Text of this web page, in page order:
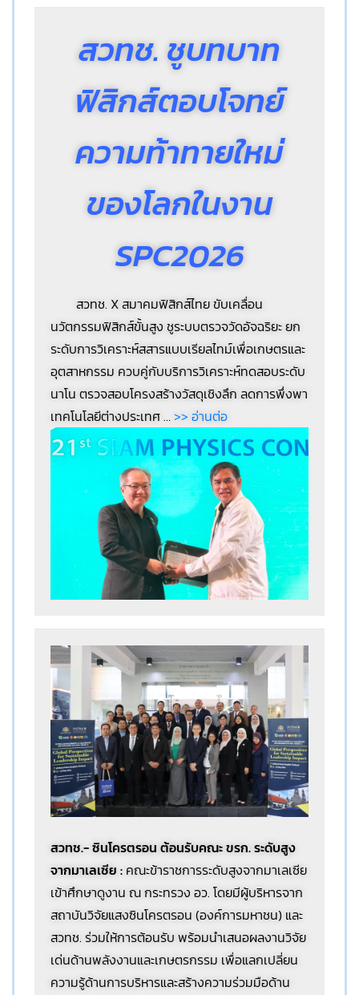
สวทช. ชูบทบาท
ฟิสิกส์ตอบโจทย์
ความท้าทายใหม่
ของโลกในงาน
SPC2026
สวทช. X สมาคมฟิสิกส์ไทย ขับเคลื่อน
นวัตกรรมฟิสิกส์ขั้นสูง ชูระบบตรวจวัดอัจฉริยะ ยก
ระดับการวิเคราะห์สสารแบบเรียลไทม์เพื่อเกษตรและ
อุตสาหกรรม ควบคู่กับบริการวิเคราะห์ทดสอบระดับ
นาโน ตรวจสอบโครงสร้างวัสดุเชิงลึก ลดการพึ่งพา
เทคโนโลยีต่างประเทศ…>> อ่านต่อ
สวทช.- ซินโครตรอน ต้อนรับคณะ ขรก. ระดับสูง
จากมาเลเซีย : คณะข้าราชการระดับสูงจากมาเลเซีย
เข้าศึกษาดูงาน ณ กระทรวง อว. โดยมีผู้บริหารจาก
สถาบันวิจัยแสงซินโครตรอน (องค์การมหาชน) และ
สวทช. ร่วมให้การต้อนรับ พร้อมนำเสนอผลงานวิจัย
เด่นด้านพลังงานและเกษตรกรรม เพื่อแลกเปลี่ยน
ความรู้ด้านการบริหารและสร้างความร่วมมือด้าน